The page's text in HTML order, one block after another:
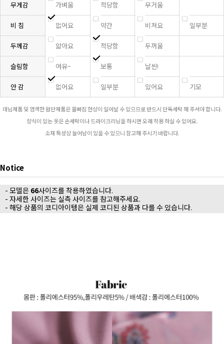
무게감 가벼움 적당함 무거움
비 침 없어요 약간 비쳐요 일부분
두께감 얇아요 적당함 두꺼움
슬림함 여유~ 보통 날씬!
안 감 없어요 일부분 있어요 기모
데님제품 및 염색한 원단제품은 물빠짐 현상이 일어날 수 있으므로 반드시 단독세탁 해 주셔야 합니다.
장식이 있는 옷은 손세탁이나 드라이크리닝을 하시면 오래 착용 하실 수 있어요.
소재 특성상 늘어남이 있을 수 있으니 참고해 주시기 바랍니다.
Notice
- 모델은 66사이즈를 착용하였습니다.
- 자세한 사이즈는 실측 사이즈를 참고해주세요.
- 해당 상품의 코디아이템은 실제 코디된 상품과 다를 수 있습니다.